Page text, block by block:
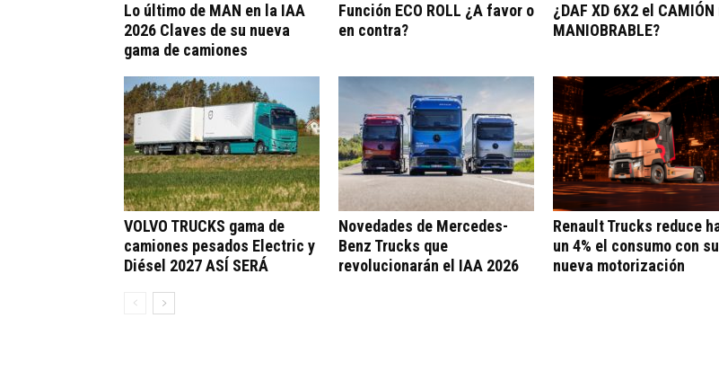
Lo último de MAN en la IAA
2026 Claves de su nueva
gama de camiones
Función ECO ROLL ¿A favor o
en contra?
¿DAF XD 6X2 el CAMIÓN
MANIOBRABLE?
VOLVO TRUCKS gama de
camiones pesados Electric y
Diésel 2027 ASÍ SERÁ
Novedades de Mercedes-
Benz Trucks que
revolucionarán el IAA 2026
Renault Trucks reduce
un 4% el consumo con su
nueva motorización